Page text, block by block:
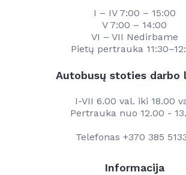
I – IV 7:00 – 15:00
V 7:00 – 14:00
VI – VII Nedirbame
Pietų pertrauka
Autobusų stoties darbo
I-VII 6.00 val. iki 18.00
Pertrauka nuo 12.00 -
Telefonas +370 385
Informacija